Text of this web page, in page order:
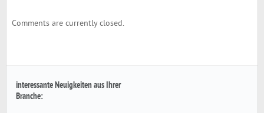
Comments are currently closed.
interessante Neuigkeiten aus Ihrer
Branche: